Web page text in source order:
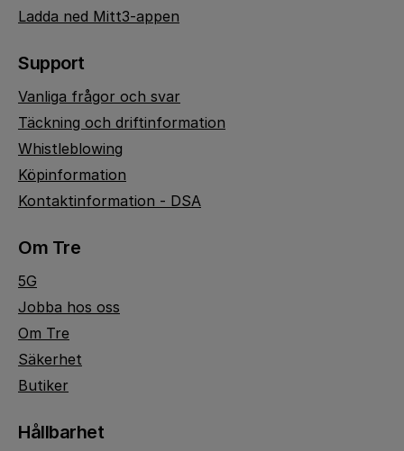
Ladda ned Mitt3-appen
Support
Vanliga frågor och svar
Täckning och driftinformation
Whistleblowing
Köpinformation
Kontaktinformation - DSA
Om Tre
5G
Jobba hos oss
Om Tre
Säkerhet
Butiker
Hållbarhet